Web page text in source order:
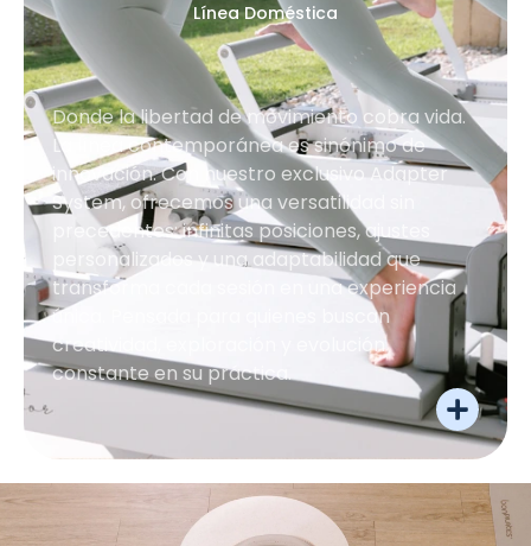
Línea Doméstica
Donde la libertad de movimiento cobra vida.
La línea contemporánea es sinónimo de
innovación. Con nuestro exclusivo Adapter
System, ofrecemos una versatilidad sin
precedentes: infinitas posiciones, ajustes
personalizados y una adaptabilidad que
transforma cada sesión en una experiencia
única. Pensada para quienes buscan
creatividad, exploración y evolución
constante en su práctica.